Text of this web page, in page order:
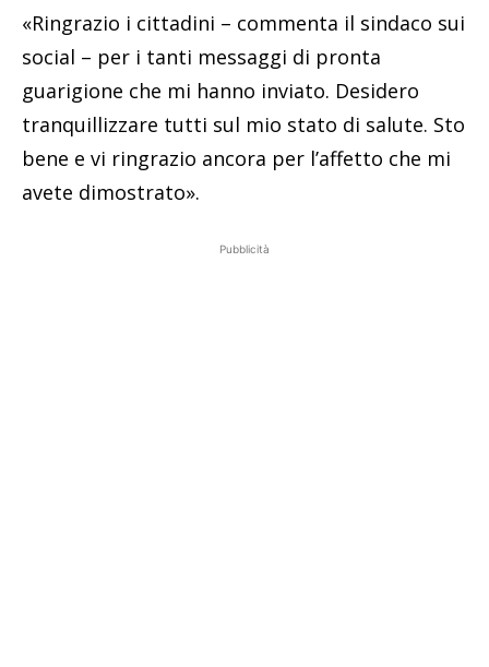
«Ringrazio i cittadini – commenta il sindaco sui
social – per i tanti messaggi di pronta
guarigione che mi hanno inviato. Desidero
tranquillizzare tutti sul mio stato di salute. Sto
bene e vi ringrazio ancora per l’affetto che mi
avete dimostrato».
Pubblicità